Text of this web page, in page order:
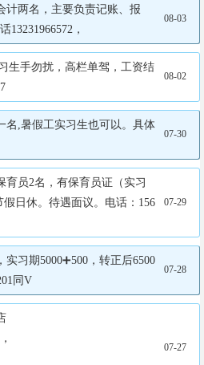
计两名，主要负责记账、报
，
08-03
生手勿扰，高栏单驾，工资结
08-02
名,暑假工实习生也可以。具体
07-30
育员2名，有保育员证（实习
日休。待遇面议。电话：156
07-29
习期5000➕500，转正后6500
同V
07-28
07-27